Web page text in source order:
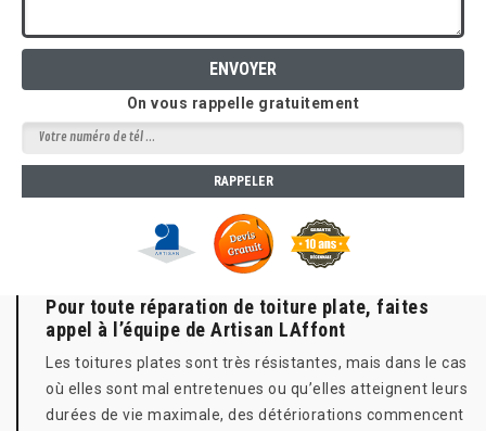
On vous rappelle gratuitement
Pour toute réparation de toiture plate, faites
appel à l’équipe de Artisan LAffont
Les toitures plates sont très résistantes, mais dans le cas
où elles sont mal entretenues ou qu’elles atteignent leurs
durées de vie maximale, des détériorations commencent